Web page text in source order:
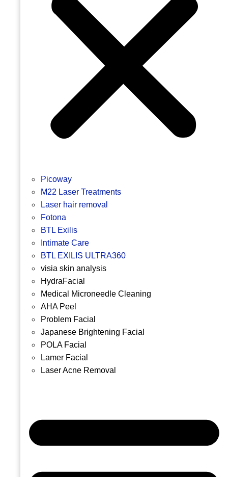
Picoway
M22 Laser Treatments
Laser hair removal
Fotona
BTL Exilis
Intimate Care
BTL EXILIS ULTRA360
visia skin analysis
HydraFacial
Medical Microneedle Cleaning
AHA Peel
Problem Facial
Japanese Brightening Facial
POLA Facial
Lamer Facial
Laser Acne Removal